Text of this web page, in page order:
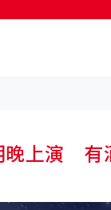
晚上演 有